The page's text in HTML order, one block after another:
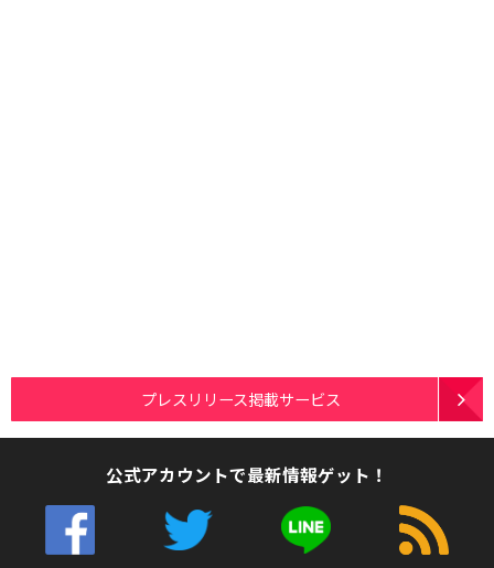
プレスリリース掲載サービス
公式アカウントで最新情報ゲット！